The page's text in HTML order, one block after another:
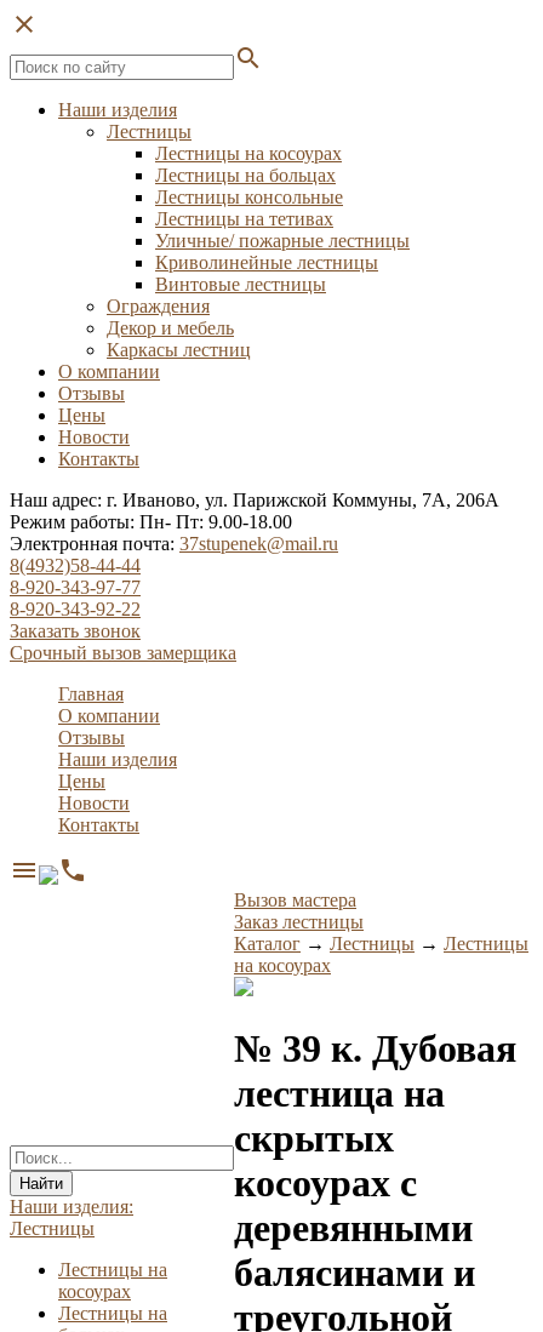
close
search
Наши изделия
Лестницы
Лестницы на косоурах
Лестницы на больцах
Лестницы консольные
Лестницы на тетивах
Уличные/ пожарные лестницы
Криволинейные лестницы
Винтовые лестницы
Ограждения
Декор и мебель
Каркасы лестниц
О компании
Отзывы
Цены
Новости
Контакты
Наш адрес: г. Иваново, ул. Парижской Коммуны, 7А, 206А
Режим работы: Пн- Пт: 9.00-18.00
Электронная почта: 37stupenek@mail.ru
8(4932)58-44-44
8-920-343-97-77
8-920-343-92-22
Заказать звонок
Срочный вызов замерщика
Главная
О компании
Отзывы
Наши изделия
Цены
Новости
Контакты
menu phone
Найти
Наши изделия:
Лестницы
Лестницы на
косоурах
Лестницы на
Вызов мастера
Заказ лестницы
Каталог → Лестницы → Лестницы
на косоурах
№ 39 к. Дубовая
лестница на
скрытых
косоурах с
деревянными
балясинами и
треугольной